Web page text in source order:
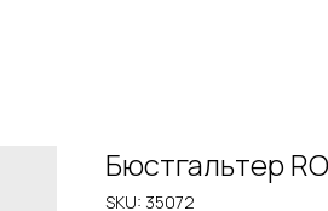
Бюстгальтер
SKU: 35072